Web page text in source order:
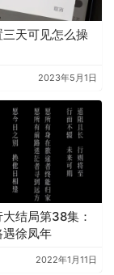
天可见怎么操
2023年5月1日
结局第38集：
徐凤年
2022年1月11日